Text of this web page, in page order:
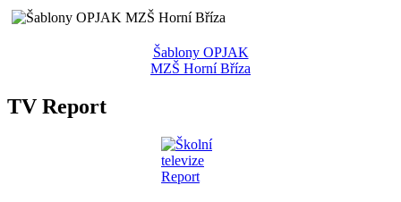
Šablony OPJAK
MZŠ Horní Bříza
TV Report